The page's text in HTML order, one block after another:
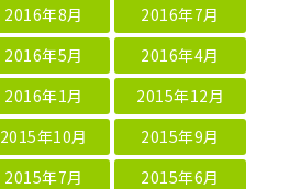
2016年8月
2016年7月
2016年5月
2016年4月
2016年1月
2015年12月
2015年10月
2015年9月
2015年7月
2015年6月